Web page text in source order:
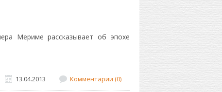
Мериме рассказывает об эпохе
13.04.2013 Комментарии (0)